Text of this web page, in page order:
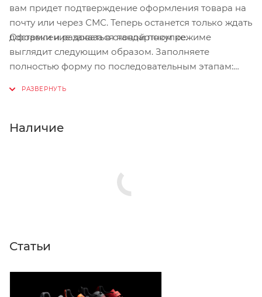
Предназначение: трейл; туризм; пешие прогулки
Материалы: усиленная стекловолокном подошва из
полиамида; резиновое покрытие вокруг шипов;
синтетическая кожа
Сезон: весна/лето/осень
Размеры: 40-48
шнуровку и ногу; колодка увеличенного объёма;
вам придет подтверждение оформления товара на
почту или через СМС. Теперь останется только ждать
доставки и радоваться новой покупке.
Оформление заказа в стандартном режиме
выглядит следующим образом. Заполняете
полностью форму по последовательным этапам:
Нажмите кнопку «Оформить заказ».
Наличие
Статьи